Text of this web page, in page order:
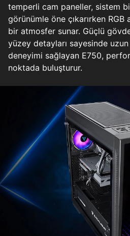
temperli cam paneller, sistem
görünümle öne çıkarırken
bir atmosfer sunar. Güçlü
yüzey detayları sayesinde
deneyimi sağlayan E750,
noktada buluşturur.